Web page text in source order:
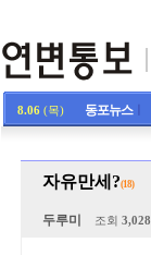
8.06 (목) 동포뉴스ㅣ
자유만세?(18)
두루미 조회 3,028